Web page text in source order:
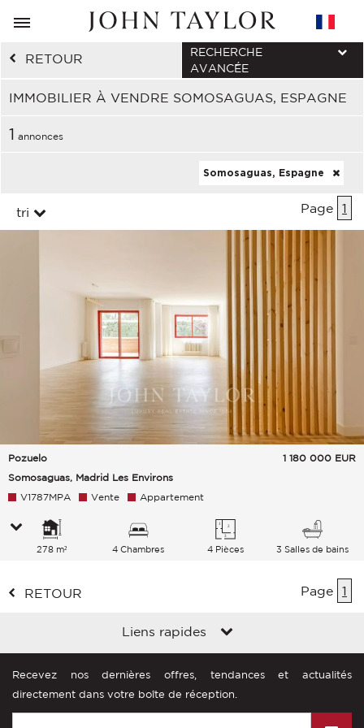
RETOUR
IMMOBILIER À VENDRE SOMOSAGUAS, ESPAGNE
RECHERCHE
AVANCÉE
1 annonces
Somosaguas, Espagne
tri Page 1
Pozuelo
Somosaguas, Madrid Les Environs
1 180 000 EUR
V1787MPA Vente Appartement
278 m² 4 Chambres 4 Pièces 3 Salles de bains
RETOUR Page 1
Liens rapides
Recevez nos dernières offres, tendances et actualités
directement dans votre boîte de réception.